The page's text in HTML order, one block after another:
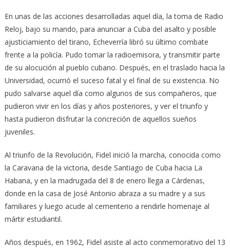
En unas de las acciones desarrolladas aquel día, la toma de Radio
Reloj, bajo su mando, para anunciar a Cuba del asalto y posible
ajusticiamiento del tirano, Echeverría libró su último combate
frente a la policía. Pudo tomar la radioemisora, y transmitir parte
de su alocución al pueblo cubano. Después, en el traslado hacia la
Universidad, ocurrió el suceso fatal y el final de su existencia. No
pudo salvarse aquel día como algunos de sus compañeros, que
pudieron vivir en los días y años posteriores, y ver el triunfo y
hasta pudieron disfrutar la concreción de aquellos sueños
juveniles.
Al triunfo de la Revolución, Fidel inició la marcha, conocida como
la Caravana de la victoria, desde Santiago de Cuba hacia La
Habana, y en la madrugada del 8 de enero llega a Cárdenas,
donde en la casa de José Antonio abraza a su madre y a sus
familiares y luego acude al cementerio a rendirle homenaje al
mártir estudiantil.
Años después, en 1962, Fidel asiste al acto conmemorativo del 13